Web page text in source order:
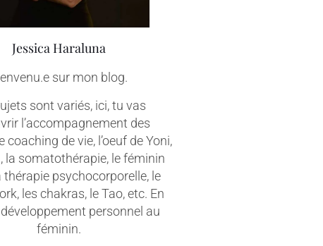
Jessica Haraluna
sur mon blog.
sont variés, ici, tu vas
l’accompagnement des
coaching de vie, l’oeuf de Yoni,
la somatothérapie, le féminin
thérapie psychocorporelle, le
les chakras, le Tao, etc. En
personnel au
féminin.